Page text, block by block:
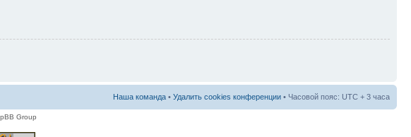
Наша команда • Удалить cookies конференции • Часовой пояс: UTC + 3 часа
Group